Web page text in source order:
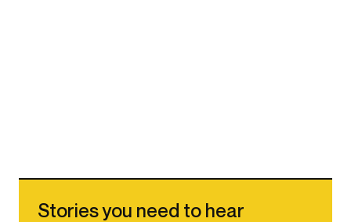
Stories you need to hear